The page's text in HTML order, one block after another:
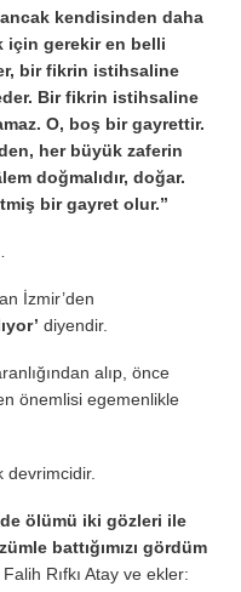
kendisinden daha
için gerekir en belli
bir fikrin istihsaline
Bir fikrin istihsaline
O, boş bir gayrettir.
her büyük zaferin
doğmalıdır, doğar.
bir gayret olur.”
İzmir’den
diyendir.
alıp, önce
önemlisi egemenlikle
devrimcidir.
ölümü iki gözleri ile
battığımızı gördüm
Rıfkı Atay ve ekler: